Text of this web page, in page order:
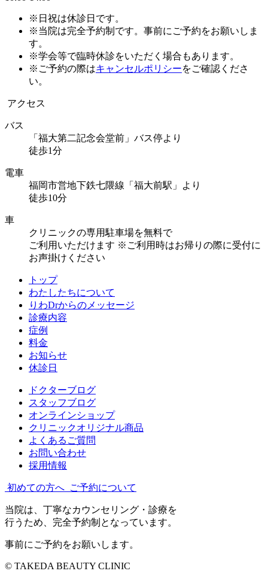
※日祝は休診日です。
※当院は完全予約制です。事前にご予約をお願いしま
す。
※学会等で臨時休診をいただく場合もあります。
※ご予約の際はキャンセルポリシーをご確認くださ
い。
アクセス
バス
「福大第二記念会堂前」バス停より
徒歩1分
電車
福岡市営地下鉄七隈線「福大前駅」より
徒歩10分
車
クリニックの専用駐車場を無料で
ご利用いただけます ※ご利用時はお帰りの際に受付に
お声掛けください
トップ
わたしたちについて
りわDrからのメッセージ
診療内容
症例
料金
お知らせ
休診日
ドクターブログ
スタッフブログ
オンラインショップ
クリニックオリジナル商品
よくあるご質問
お問い合わせ
採用情報
初めての方へ ご予約について
当院は、丁寧なカウンセリング・診療を
行うため、完全予約制となっています。
事前にご予約をお願いします。
© TAKEDA BEAUTY CLINIC